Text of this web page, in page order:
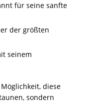
für seine sanfte
der größten
seinem
diese
sondern